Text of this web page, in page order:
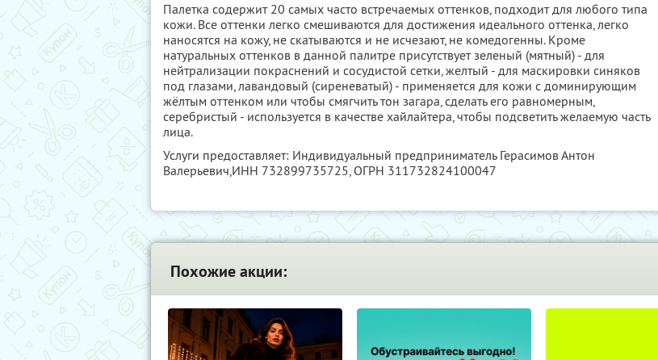
Палетка содержит 20 самых часто встречаемых оттенков, подходит для любого типа
кожи. Все оттенки легко смешиваются для достижения идеального оттенка, легко
наносятся на кожу, не скатываются и не исчезают, не комедогенны. Кроме
натуральных оттенков в данной палитре присутствует зеленый (мятный) - для
нейтрализации покраснений и сосудистой сетки, желтый - для маскировки синяков
под глазами, лавандовый (сиреневатый) - применяется для кожи с доминирующим
жёлтым оттенком или чтобы смягчить тон загара, сделать его равномерным,
серебристый - используется в качестве хайлайтера, чтобы подсветить желаемую часть
лица.
Услуги предоставляет: Индивидуальный предприниматель Герасимов Антон
Валерьевич,ИНН 732899735725, ОГРН 311732824100047
Похожие акции: